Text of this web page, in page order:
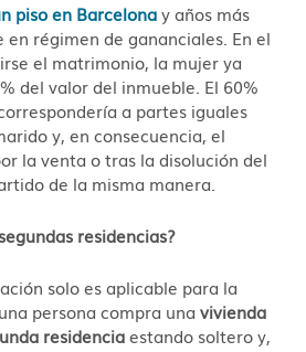
piso en Barcelonay años más
régimen de gananciales. En el
el matrimonio, la mujer ya
del valor del inmueble. El 60%
a partes iguales
y, en consecuencia, el
la venta o tras la disolución del
de la misma manera.
residencias?
solo es aplicable para la
persona compra una vivienda
residenciaestando soltero y,